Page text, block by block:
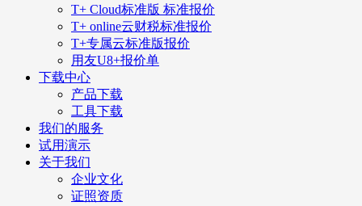
T+ Cloud标准版 标准报价
T+ online云财税标准报价
T+专属云标准版报价
用友U8+报价单
下载中心
产品下载
工具下载
我们的服务
试用演示
关于我们
企业文化
证照资质